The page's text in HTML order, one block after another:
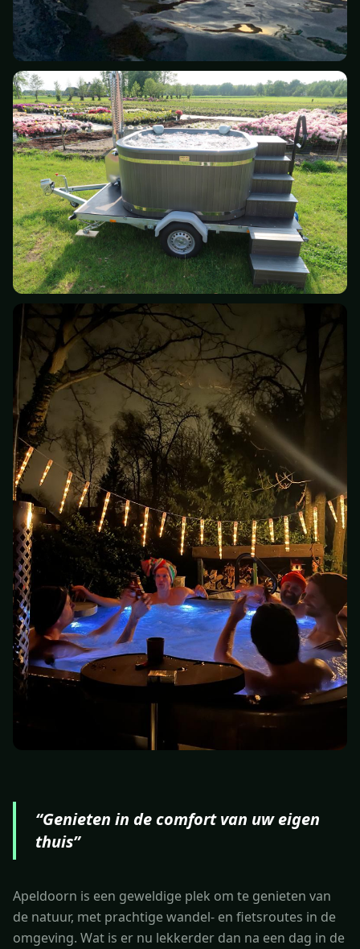
“Genieten in de comfort van uw eigen
thuis”
Apeldoorn is een geweldige plek om te genieten van
de natuur, met prachtige wandel- en fietsroutes in de
omgeving. Wat is er nu lekkerder dan na een dag in de